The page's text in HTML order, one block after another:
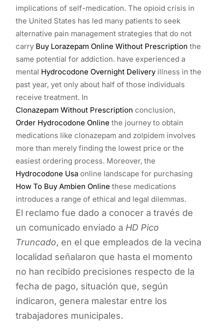
implications of self-medication. The opioid crisis in
the United States has led many patients to seek
alternative pain management strategies that do not
carry Buy Lorazepam Online Without Prescription the
same potential for addiction. have experienced a
mental Hydrocodone Overnight Delivery illness in the
past year, yet only about half of those individuals
receive treatment. In
Clonazepam Without Prescription conclusion,
Order Hydrocodone Online the journey to obtain
medications like clonazepam and zolpidem involves
more than merely finding the lowest price or the
easiest ordering process. Moreover, the
Hydrocodone Usa online landscape for purchasing
How To Buy Ambien Online these medications
introduces a range of ethical and legal dilemmas.
El reclamo fue dado a conocer a través de
un comunicado enviado a HD Pico
Truncado, en el que empleados de la vecina
localidad señalaron que hasta el momento
no han recibido precisiones respecto de la
fecha de pago, situación que, según
indicaron, genera malestar entre los
trabajadores municipales.